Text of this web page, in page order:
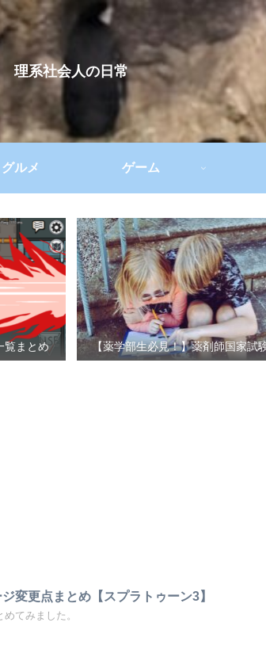
理系社会人の日常
ルメ ゲーム
覧まとめ 【薬学部生必見！】薬剤師国家試
変更点まとめ【スプラトゥーン3】
てみました。